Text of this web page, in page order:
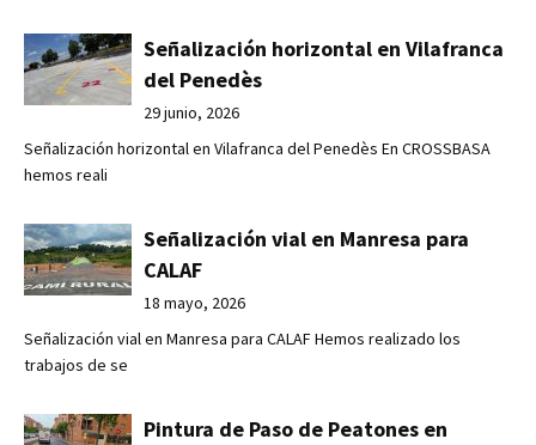
Señalización horizontal en Vilafranca
del Penedès
29 junio, 2026
Señalización horizontal en Vilafranca del Penedès En CROSSBASA
hemos reali
Señalización vial en Manresa para
CALAF
18 mayo, 2026
Señalización vial en Manresa para CALAF Hemos realizado los
trabajos de se
Pintura de Paso de Peatones en